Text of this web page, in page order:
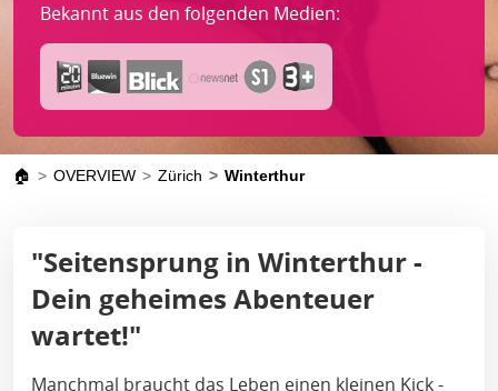
Bekannt aus den folgenden Medien:
🏠 OVERVIEW Zürich Winterthur
"Seitensprung in Winterthur -
Dein geheimes Abenteuer
wartet!"
Manchmal braucht das Leben einen kleinen Kick -